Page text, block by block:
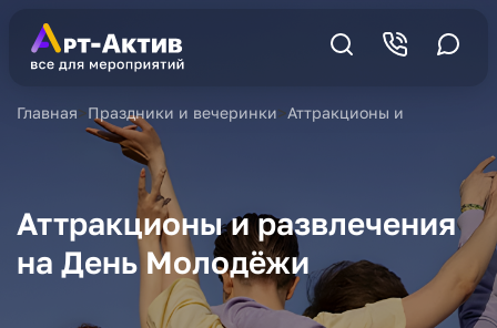
Главная>Праздники и вечеринки>Аттракционы и
Аттракционы и развлечения
на День Молодёжи